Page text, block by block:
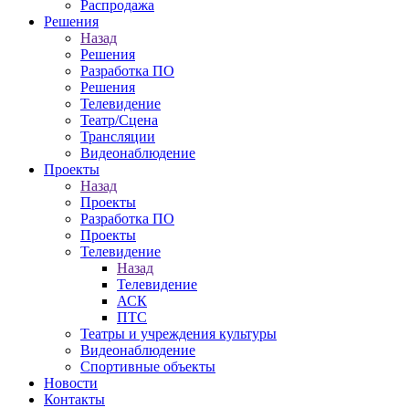
Распродажа
Решения
Назад
Решения
Разработка ПО
Решения
Телевидение
Театр/Сцена
Трансляции
Видеонаблюдение
Проекты
Назад
Проекты
Разработка ПО
Проекты
Телевидение
Назад
Телевидение
АСК
ПТС
Театры и учреждения культуры
Видеонаблюдение
Спортивные объекты
Новости
Контакты